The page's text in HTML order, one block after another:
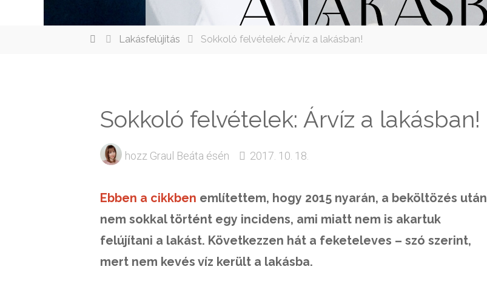
elenítése
Lakásfelújítás Sokkoló felvételek: Árvíz a lakásban!
Sokkoló felvételek: Árvíz a lakásban!
hozz Graul Beáta ésén 2017. 10. 18.
Ebben a cikkben említettem, hogy 2015 nyarán, a beköltözés után
nem sokkal történt egy incidens, ami miatt nem is akartuk
felújítani a lakást. Következzen hát a feketeleves – szó szerint,
mert nem kevés víz került a lakásba.